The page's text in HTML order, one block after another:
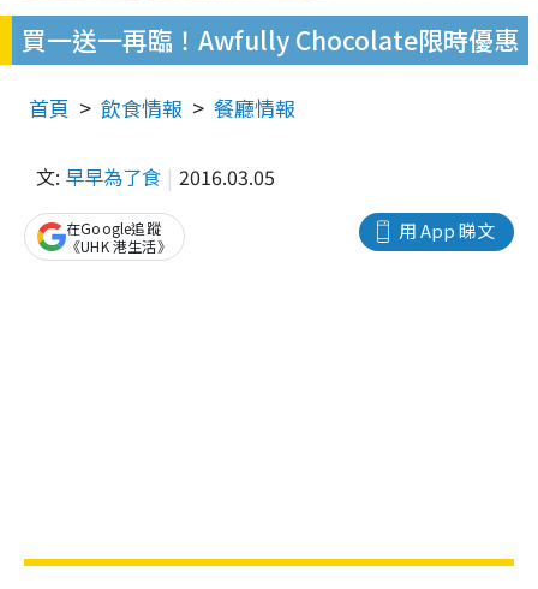
買一送一再臨！Awfully Chocolate限時優惠
首頁 飲食情報 餐廳情報
文: 早早為了食 2016.03.05
用 App 睇文
在Google追蹤
《UHK 港生活》